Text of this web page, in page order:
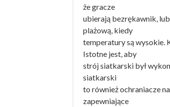
że gracze
ubierają bezrękawnik,
plażową, kiedy
temperatury są wysokie.
Istotne jest, aby
strój siatkarski był
siatkarski
to również ochraniacze
zapewniające